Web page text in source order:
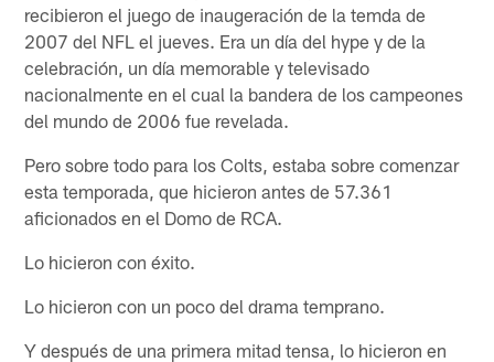
recibieron el juego de inaugeración de la temda de
2007 del NFL el jueves. Era un día del hype y de la
celebración, un día memorable y televisado
nacionalmente en el cual la bandera de los campeones
del mundo de 2006 fue revelada.
Pero sobre todo para los Colts, estaba sobre comenzar
esta temporada, que hicieron antes de 57.361
aficionados en el Domo de RCA.
Lo hicieron con éxito.
Lo hicieron con un poco del drama temprano.
Y después de una primera mitad tensa, lo hicieron en